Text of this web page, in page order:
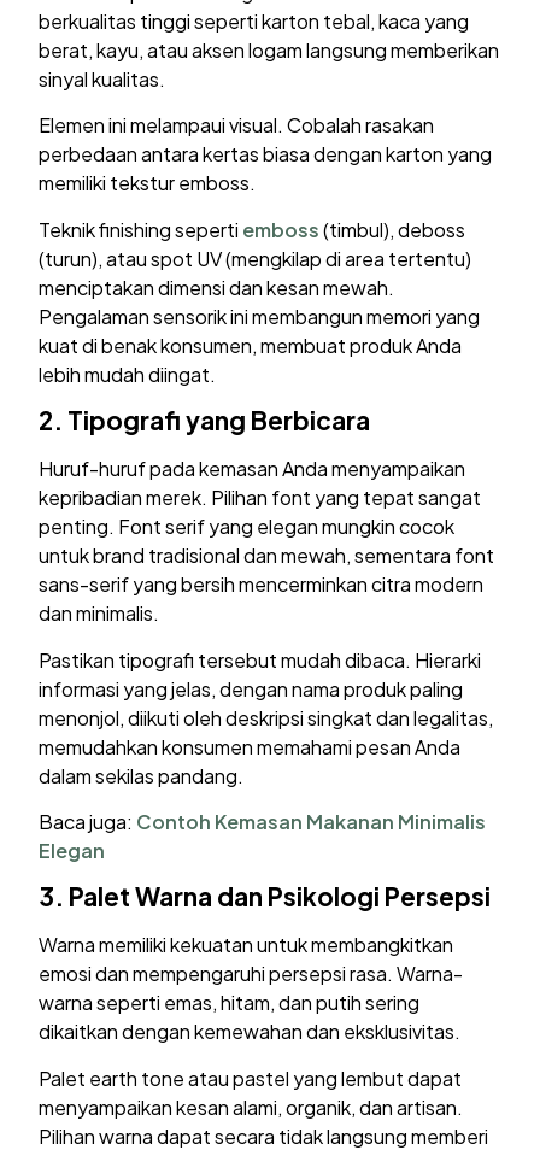
berkualitas tinggi seperti karton tebal, kaca yang
berat, kayu, atau aksen logam langsung memberikan
sinyal kualitas.
Elemen ini melampaui visual. Cobalah rasakan
perbedaan antara kertas biasa dengan karton yang
memiliki tekstur emboss.
Teknik finishing seperti emboss(timbul), deboss
(turun), atau spot UV (mengkilap di area tertentu)
menciptakan dimensi dan kesan mewah.
Pengalaman sensorik ini membangun memori yang
kuat di benak konsumen, membuat produk Anda
lebih mudah diingat.
2. Tipografi yang Berbicara
Huruf-huruf pada kemasan Anda menyampaikan
kepribadian merek. Pilihan font yang tepat sangat
penting. Font serif yang elegan mungkin cocok
untuk brand tradisional dan mewah, sementara font
sans-serif yang bersih mencerminkan citra modern
dan minimalis.
Pastikan tipografi tersebut mudah dibaca. Hierarki
informasi yang jelas, dengan nama produk paling
menonjol, diikuti oleh deskripsi singkat dan legalitas,
memudahkan konsumen memahami pesan Anda
dalam sekilas pandang.
Baca juga: Contoh Kemasan Makanan Minimalis
Elegan
3. Palet Warna dan Psikologi Persepsi
Warna memiliki kekuatan untuk membangkitkan
emosi dan mempengaruhi persepsi rasa. Warna-
warna seperti emas, hitam, dan putih sering
dikaitkan dengan kemewahan dan eksklusivitas.
Palet earth tone atau pastel yang lembut dapat
menyampaikan kesan alami, organik, dan artisan.
Pilihan warna dapat secara tidak langsung memberi